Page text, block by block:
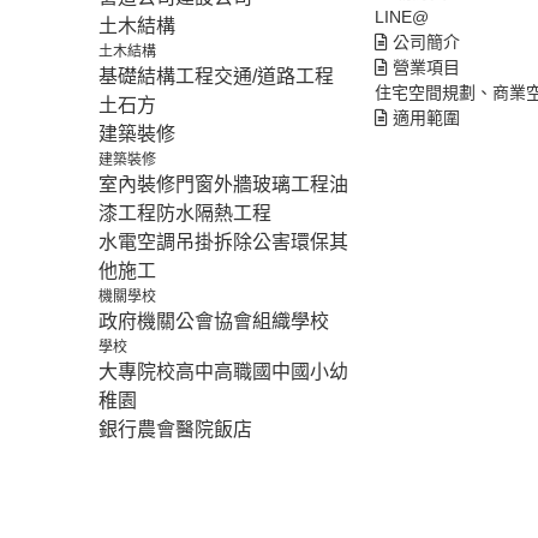
土木結構
土木結構
基礎結構工程交通/道路工程
土石方
建築裝修
建築裝修
室內裝修門窗外牆玻璃工程油
漆工程 防水隔熱工程
水電空調 吊掛拆除公害環保其
他施工
機關學校
政府機關公會協會組織學校
學校
大專院校高中高職國中 國小幼
稚園
銀行農會醫院飯店
LINE@
公司簡介
營業項目
住宅空間規劃、商業
適用範圍